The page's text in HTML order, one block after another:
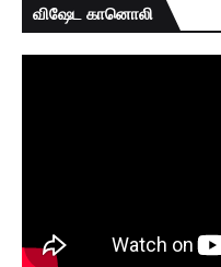
விஷேட கானொலி